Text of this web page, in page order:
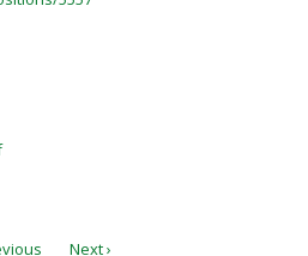
Next ›